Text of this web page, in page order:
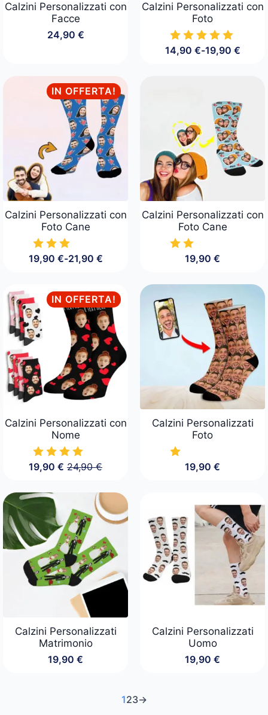
Calzini Personalizzati con
Facce
24,90 €
Calzini Personalizzati con
Foto
14,90 €-19,90 €
Fascia
14,90 €
19,90 €
IN OFFERTA!
Calzini Personalizzati con
Foto Cane
19,90 €-21,90 €
Fascia
da
19,90 €
a
21,90 €
Calzini Personalizzati con
Foto Cane
19,90 €
IN OFFERTA!
Calzini Personalizzati con
Nome
24,90€
Il
originale
era:
24,90 €.
19,90€ Il
attuale
è:
19,90 €.
Calzini Personalizzati
Foto
19,90 €
Calzini Personalizzati
Matrimonio
19,90 €
Calzini Personalizzati
Uomo
19,90 €
123→